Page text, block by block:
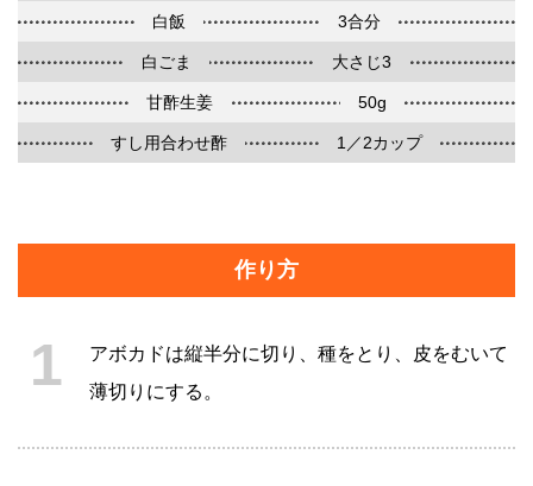
白飯 3合分
白ごま 大さじ3
甘酢生姜 50g
すし用合わせ酢 1／2カップ
作り方
アボカドは縦半分に切り、種をとり、皮をむいて
薄切りにする。